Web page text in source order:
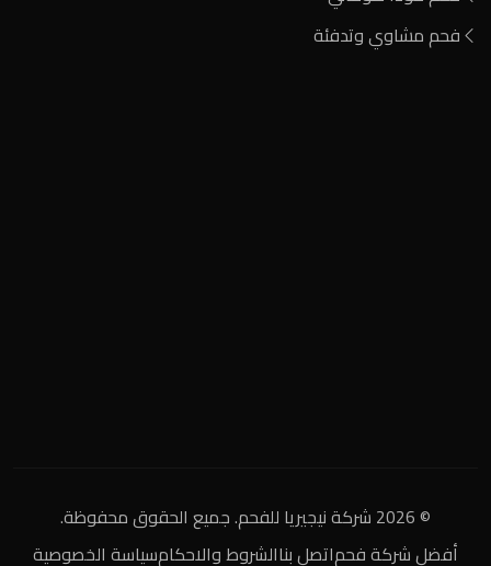
فحم مشاوي وتدفئة
© 2026 شركة نيجيريا للفحم. جميع الحقوق محفوظة.
أفضل شركة فحماتصل بناالشروط والاحكامسياسة الخصوصية